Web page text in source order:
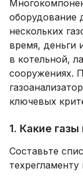
оборудование
нескольких
время, деньги
в котельной,
сооружениях.
ключевых
1. Какие
Составьте